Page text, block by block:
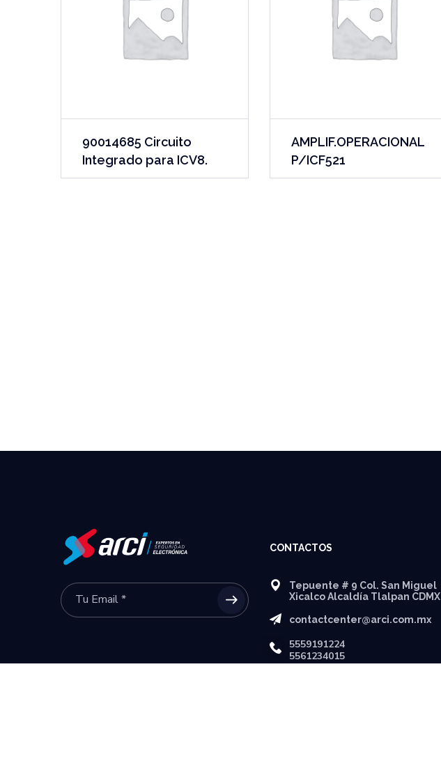
90014685 Circuito
Integrado para ICV8.
AMPLIF.OPERACIONAL
P/ICF521
CONTACTOS
Tepuente # 9 Col. San Miguel
Xicalco Alcaldía Tlalpan CDMX
contactcenter@arci.com.mx
5559191224
5561234015